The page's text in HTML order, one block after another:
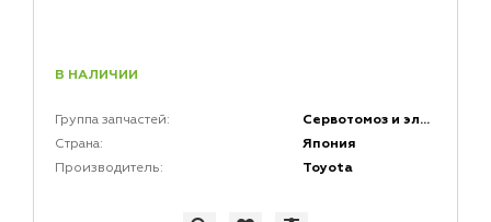
В НАЛИЧИИ
Группа запчастей: Сервотомоз и элементы сервотормоза
Страна: Япония
Производитель: Toyota